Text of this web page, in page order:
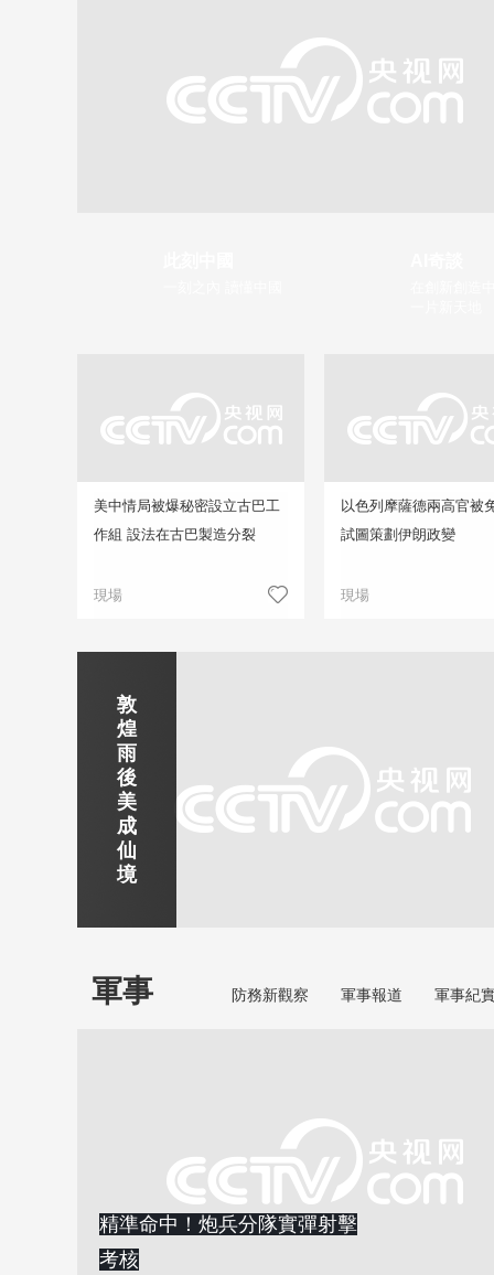
美中情局被爆秘密設立古巴工
作組 設法在古巴製造分裂
現場
以色列摩薩德兩高官被
試圖策劃伊朗政變
現場
靜賞京娘湖
京娘湖位於邯鄲武安市口上村北，常年平均氣溫19攝氏度，夏
吉
林
市
北
山
公
園
雲
探
古
北
水
鎮
南
京
玄
武
湖
景
區
焦
作
紅
石
峽
秦
皇
島
金
夢
海
灣
劍
川
下
梅
嶺
瀑
布
煙
雨
齊
雲
山
敦
煌
雨
後
美
成
仙
境
軍事 防務新觀察 軍事報道 軍事紀
精準命中！炮兵分隊實彈射擊
考核